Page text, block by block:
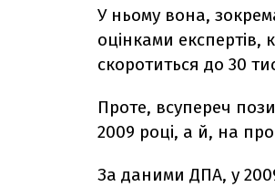
У ньому вона,
оцінками експертів,
скоротиться до 30
Проте, всупереч
2009 році, а й, на
За даними ДПА, у